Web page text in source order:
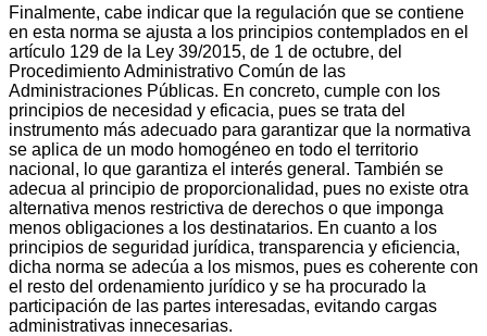
Finalmente, cabe indicar que la regulación que se contiene
en esta norma se ajusta a los principios contemplados en el
artículo 129 de la Ley 39/2015, de 1 de octubre, del
Procedimiento Administrativo Común de las
Administraciones Públicas. En concreto, cumple con los
principios de necesidad y eficacia, pues se trata del
instrumento más adecuado para garantizar que la normativa
se aplica de un modo homogéneo en todo el territorio
nacional, lo que garantiza el interés general. También se
adecua al principio de proporcionalidad, pues no existe otra
alternativa menos restrictiva de derechos o que imponga
menos obligaciones a los destinatarios. En cuanto a los
principios de seguridad jurídica, transparencia y eficiencia,
dicha norma se adecúa a los mismos, pues es coherente con
el resto del ordenamiento jurídico y se ha procurado la
participación de las partes interesadas, evitando cargas
administrativas innecesarias.